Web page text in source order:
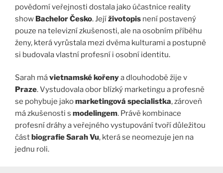
povědomí veřejnosti dostala jako účastnice reality
show Bachelor Česko. Jejíživotopis není postavený
pouze na televizní zkušenosti, ale na osobním příběhu
ženy, která vyrůstala mezi dvěma kulturami a postupně
si budovala vlastní profesní i osobní identitu.
Sarah mávietnamské kořenya dlouhodobě žije v
Praze. Vystudovala obor blízký marketingu a profesně
se pohybuje jakomarketingová specialistka, zároveň
má zkušenosti s modelingem. Právě kombinace
profesní dráhy a veřejného vystupování tvoří důležitou
částbiografie Sarah Vu, která se neomezuje jen na
jednu roli.